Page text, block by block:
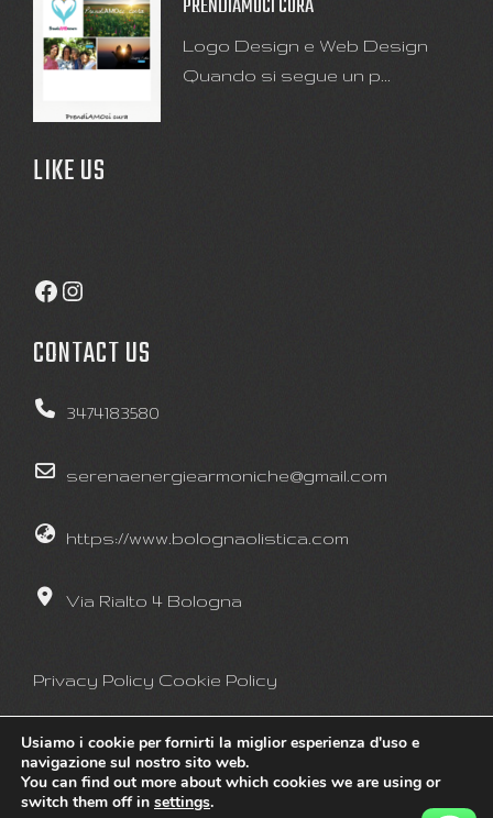
PRENDIAMOCI CURA
Logo Design e Web Design
Quando si segue un p...
LIKE US
Facebook
Instagram
CONTACT US
3474183580
serenaenergiearmoniche@gmail.com
https://www.bolognaolistica.com
Via Rialto 4 Bologna
Privacy Policy Cookie Policy
Usiamo i cookie per fornirti la miglior esperienza d'uso e
navigazione sul nostro sito web.
You can find out more about which cookies we are using or
switch them off in settings.